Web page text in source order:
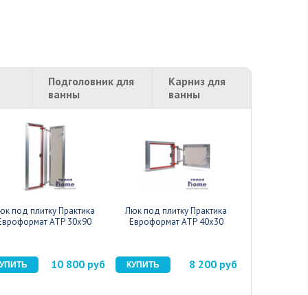
Подголовник для
ванны
Карниз для
ванны
под плитку Практика
АТР 30x90
10 800 руб
Люк под плитку Практика
Евроформат АТР 40x30
8 200 руб